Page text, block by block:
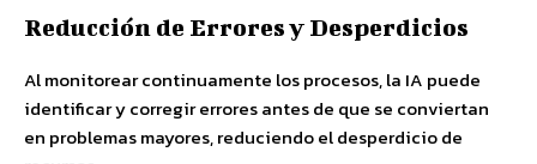
Reducción de Errores y Desperdicios
Al monitorear continuamente los procesos, la IA puede
identificar y corregir errores antes de que se conviertan
en problemas mayores, reduciendo el desperdicio de